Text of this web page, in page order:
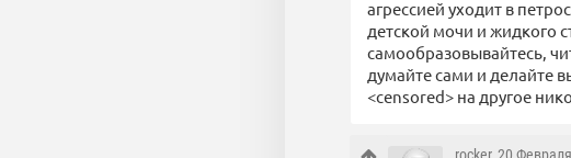
агрессией уходит в
детской мочи и жидкого
самообразовывайтесь,
думайте сами и делайте
<censored> на другое